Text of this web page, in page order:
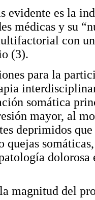
evidente es la
médicas y su
con
(3).
para la
somática
mayor, al
deprimidos
quejas
dolorosa
magnitud del